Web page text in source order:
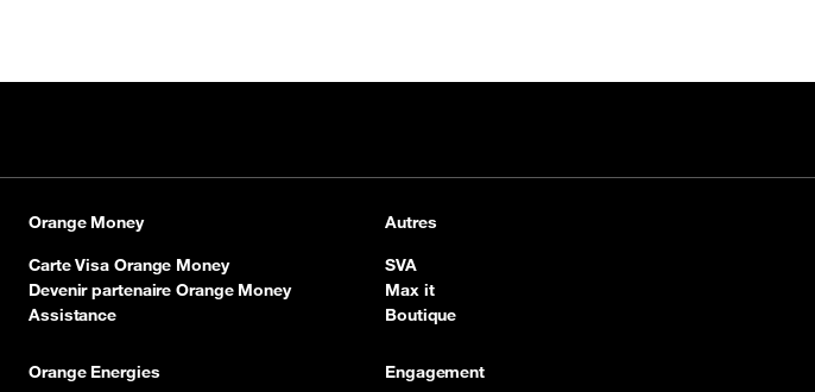
Orange Money
Carte Visa Orange Money
Devenir partenaire Orange Money
Assistance
Orange Energies
Autres
SVA
Max it
Boutique
Engagement